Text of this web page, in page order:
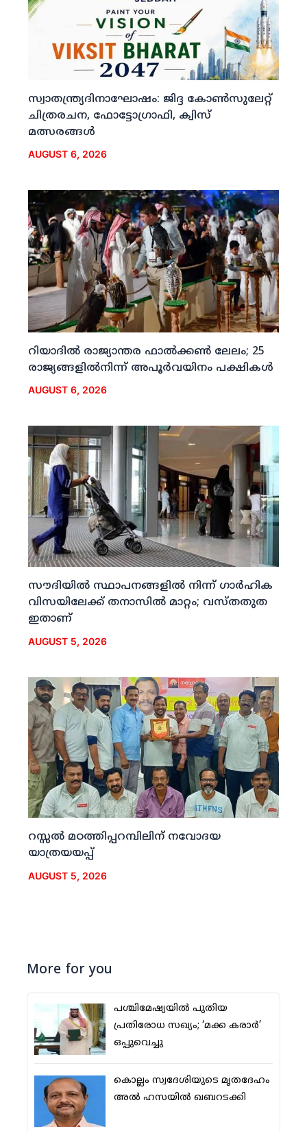
സ്വാതന്ത്ര്യദിനാഘോഷം: ജിദ്ദ കോണ്‍സുലേറ്റ്
ചിത്രരചന, ഫോട്ടോഗ്രാഫി, ക്വിസ്
മത്സരങ്ങള്‍
AUGUST 6, 2026
റിയാദില്‍ രാജ്യാന്തര ഫാല്‍ക്കണ്‍ ലേലം; 25
രാജ്യങ്ങളില്‍നിന്ന് അപൂര്‍വയിനം പക്ഷികള്‍
AUGUST 6, 2026
സൗദിയില്‍ സ്ഥാപനങ്ങളില്‍ നിന്ന് ഗാര്‍ഹിക
വിസയിലേക്ക് തനാസില്‍ മാറ്റം; വസ്തതുത
ഇതാണ്
AUGUST 5, 2026
റസ്സല്‍ മഠത്തിപ്പറമ്പിലിന് നവോദയ
യാത്രയയപ്പ്
AUGUST 5, 2026
More for you
പശ്ചിമേഷ്യയില്‍ പുതിയ
പ്രതിരോധ സഖ്യം; ‘മക്ക കരാര്‍’
ഒപ്പുവെച്ചു
കൊല്ലം സ്വദേശിയുടെ മൃതദേഹം
അല്‍ ഹസയില്‍ ഖബറടക്കി